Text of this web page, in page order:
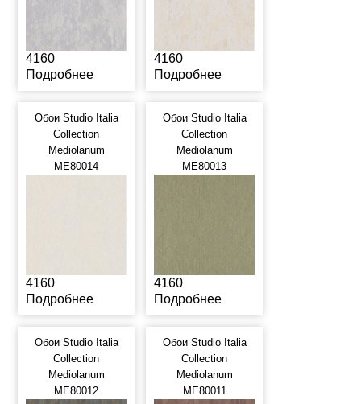
4160
Подробнее
4160
Подробнее
Обои Studio Italia
Collection
Mediolanum
ME80014
4160
Подробнее
Обои Studio Italia
Collection
Mediolanum
ME80013
4160
Подробнее
Обои Studio Italia
Collection
Mediolanum
ME80012
Обои Studio Italia
Collection
Mediolanum
ME80011